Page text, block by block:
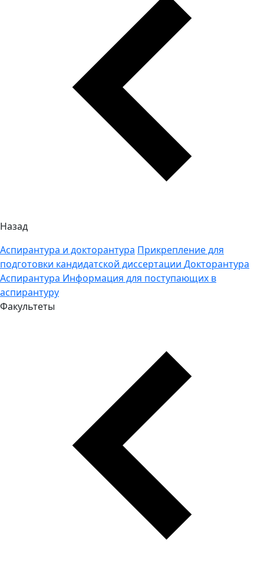
Назад
Аспирантура и докторантура Прикрепление для
подготовки кандидатской диссертации Докторантура
Аспирантура Информация для поступающих в
аспирантуру
Факультеты